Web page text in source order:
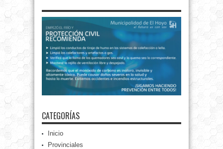
CATEGORÍAS
Inicio
Provinciales